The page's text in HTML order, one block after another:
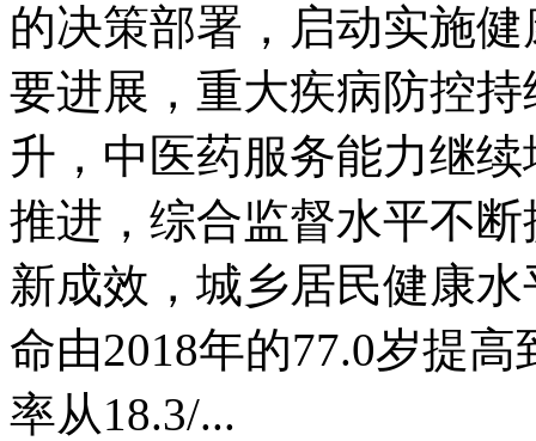
的决策部署，启动实施
要进展，重大疾病防控
升，中医药服务能力继
推进，综合监督水平不
新成效，城乡居民健康
命由2018年的77.0岁提
率从18.3/...